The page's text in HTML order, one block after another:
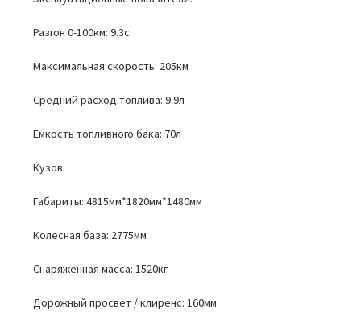
Разгон 0-100км: 9.3с
Максимальная скорость: 205км
Средний расход топлива: 9.9л
Емкость топливного бака: 70л
Кузов:
Габариты: 4815мм*1820мм*1480мм
Колесная база: 2775мм
Снаряженная масса: 1520кг
Дорожный просвет / клиренс: 160мм